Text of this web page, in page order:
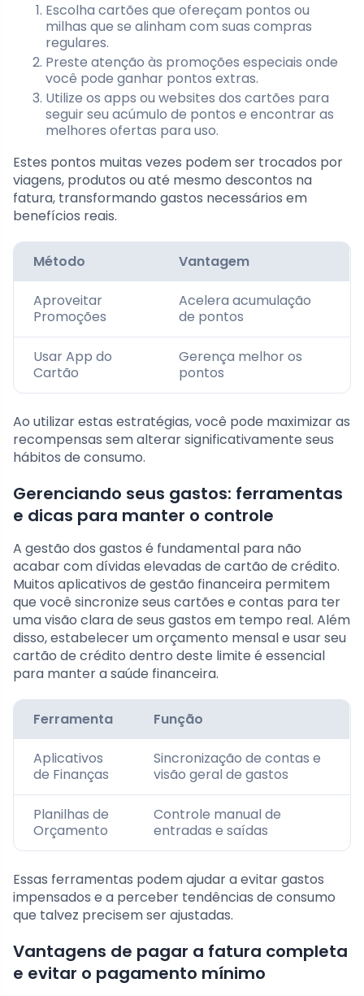
Escolha cartões que ofereçam pontos ou
milhas que se alinham com suas compras
regulares.
Preste atenção às promoções especiais onde
você pode ganhar pontos extras.
Utilize os apps ou websites dos cartões para
seguir seu acúmulo de pontos e encontrar as
melhores ofertas para uso.
Estes pontos muitas vezes podem ser trocados por
viagens, produtos ou até mesmo descontos na
fatura, transformando gastos necessários em
benefícios reais.
Método Vantagem
Aproveitar
Promoções
Acelera acumulação
de pontos
Usar App do
Cartão
Gerença melhor os
pontos
Ao utilizar estas estratégias, você pode maximizar as
recompensas sem alterar significativamente seus
hábitos de consumo.
Gerenciando seus gastos: ferramentas
e dicas para manter o controle
A gestão dos gastos é fundamental para não
acabar com dívidas elevadas de cartão de crédito.
Muitos aplicativos de gestão financeira permitem
que você sincronize seus cartões e contas para ter
uma visão clara de seus gastos em tempo real. Além
disso, estabelecer um orçamento mensal e usar seu
cartão de crédito dentro deste limite é essencial
para manter a saúde financeira.
Ferramenta Função
Aplicativos
de Finanças
Sincronização de contas e
visão geral de gastos
Planilhas de
Orçamento
Controle manual de
entradas e saídas
Essas ferramentas podem ajudar a evitar gastos
impensados e a perceber tendências de consumo
que talvez precisem ser ajustadas.
Vantagens de pagar a fatura completa
e evitar o pagamento mínimo